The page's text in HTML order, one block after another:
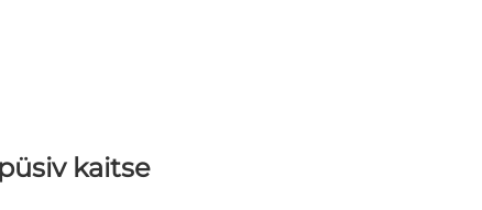
kaitse